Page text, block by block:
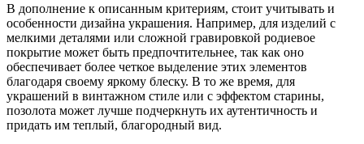
В дополнение к описанным критериям, стоит учитывать и
особенности дизайна украшения. Например, для изделий с
мелкими деталями или сложной гравировкой родиевое
покрытие может быть предпочтительнее, так как оно
обеспечивает более четкое выделение этих элементов
благодаря своему яркому блеску. В то же время, для
украшений в винтажном стиле или с эффектом старины,
позолота может лучше подчеркнуть их аутентичность и
придать им теплый, благородный вид.